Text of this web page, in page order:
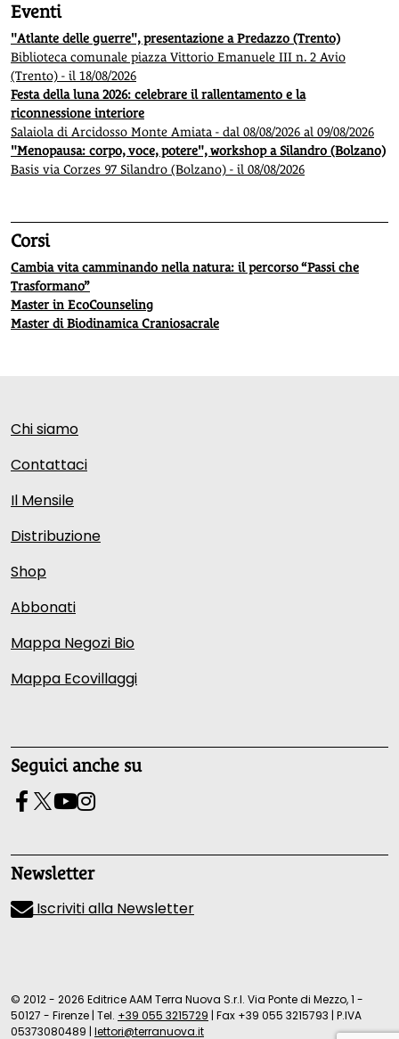
Eventi
"Atlante delle guerre", presentazione a Predazzo (Trento)
Biblioteca comunale piazza Vittorio Emanuele III n. 2 Avio
(Trento) - il 18/08/2026
Festa della luna 2026: celebrare il rallentamento e la
riconnessione interiore
Salaiola di Arcidosso Monte Amiata - dal 08/08/2026 al 09/08/2026
"Menopausa: corpo, voce, potere", workshop a Silandro (Bolzano)
Basis via Corzes 97 Silandro (Bolzano) - il 08/08/2026
Corsi
Cambia vita camminando nella natura: il percorso “Passi che
Trasformano”
Master in EcoCounseling
Master di Biodinamica Craniosacrale
Chi siamo
Contattaci
Il Mensile
Distribuzione
Shop
Abbonati
Mappa Negozi Bio
Mappa Ecovillaggi
Seguici anche su
Newsletter
Iscriviti alla Newsletter
© 2012 - 2026 Editrice AAM Terra Nuova S.r.l. Via Ponte di Mezzo, 1 -
50127 - Firenze | Tel. +39 055 3215729 | Fax +39 055 3215793 | P.IVA
05373080489 | lettori@terranuova.it